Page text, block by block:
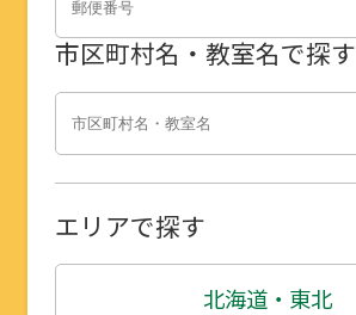
市区町村名・教室名で探す
エリアで探す
北海道・東北